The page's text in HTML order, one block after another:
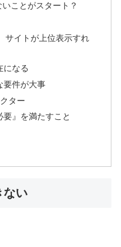
ことがスタート？
サイトが上位表示すれ
になる
要件が大事
ター
要』を満たすこと
ない